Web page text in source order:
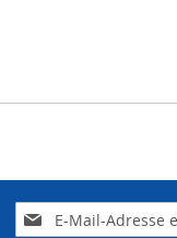
Anmeldung
zum